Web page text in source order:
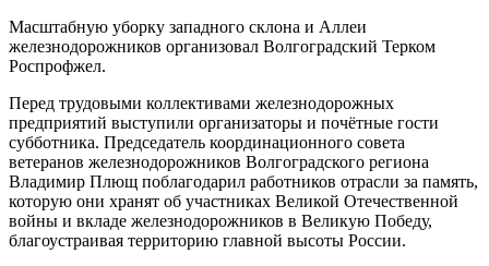
Масштабную уборку западного склона и Аллеи
железнодорожников организовал Волгоградский Терком
Роспрофжел.
Перед трудовыми коллективами железнодорожных
предприятий выступили организаторы и почётные гости
субботника. Председатель координационного совета
ветеранов железнодорожников Волгоградского региона
Владимир Плющ поблагодарил работников отрасли за память,
которую они хранят об участниках Великой Отечественной
войны и вкладе железнодорожников в Великую Победу,
благоустраивая территорию главной высоты России.